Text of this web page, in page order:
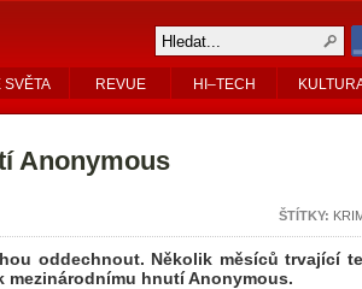
SVĚTA REVUE HI–TECH
Anonymous
ŠTÍTKY:
oddechnout. Několik měsíců trvající
hnutí Anonymous.